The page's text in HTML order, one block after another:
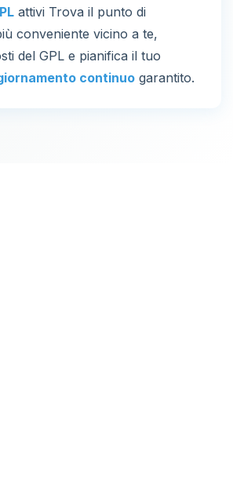
attivi Trova il punto di
conveniente vicino a te,
del GPL e pianifica il tuo
continuo garantito.